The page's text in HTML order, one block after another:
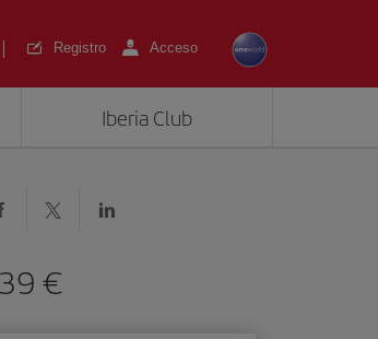
Registro Acceso
Iberia Club
€